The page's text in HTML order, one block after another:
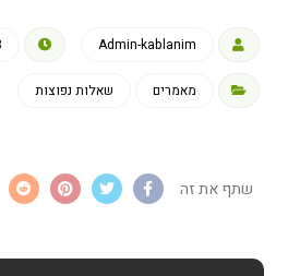
Admin-kablanim
8
מאמרים שאלות נפוצות